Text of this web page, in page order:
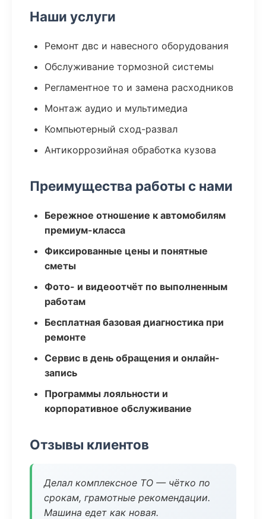
Наши услуги
Ремонт двс и навесного оборудования
Обслуживание тормозной системы
Регламентное то и замена расходников
Монтаж аудио и мультимедиа
Компьютерный сход-развал
Антикоррозийная обработка кузова
Преимущества работы с нами
Бережное отношение к автомобилям
премиум-класса
Фиксированные цены и понятные
сметы
Фото- и видеоотчёт по выполненным
работам
Бесплатная базовая диагностика при
ремонте
Сервис в день обращения и онлайн-
запись
Программы лояльности и
корпоративное обслуживание
Отзывы клиентов
Делал комплексное ТО — чётко по
срокам, грамотные рекомендации.
Машина едет как новая.